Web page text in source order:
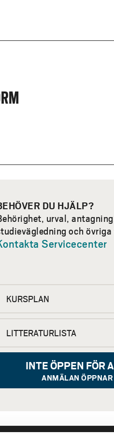
DU HJÄLP?
urval,
och
Servicecenter
KURSPLAN
LITTERATURLISTA
INTE ÖPPEN FÖR
ANMÄLAN